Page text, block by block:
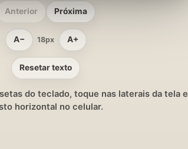
Anterior Próxima
A− 18px A+
Resetar texto
do teclado, toque nas laterais da tela e
horizontal no celular.